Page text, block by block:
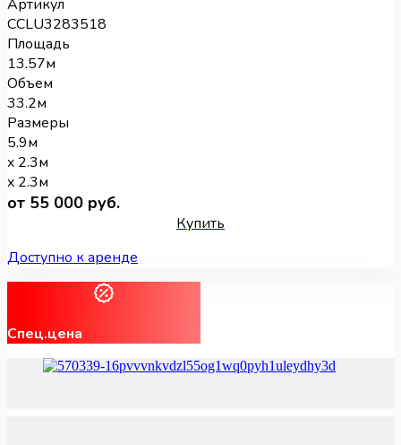
Артикул
CCLU3283518
Площадь
13.57м
Объем
33.2м
Размеры
5.9м
x 2.3м
x 2.3м
от 55 000 руб.
Купить
Доступно к аренде
Спец.цена